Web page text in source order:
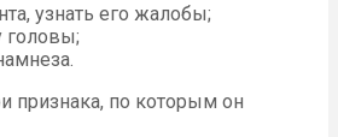
узнать его жалобы;
головы;
признака, по которым он